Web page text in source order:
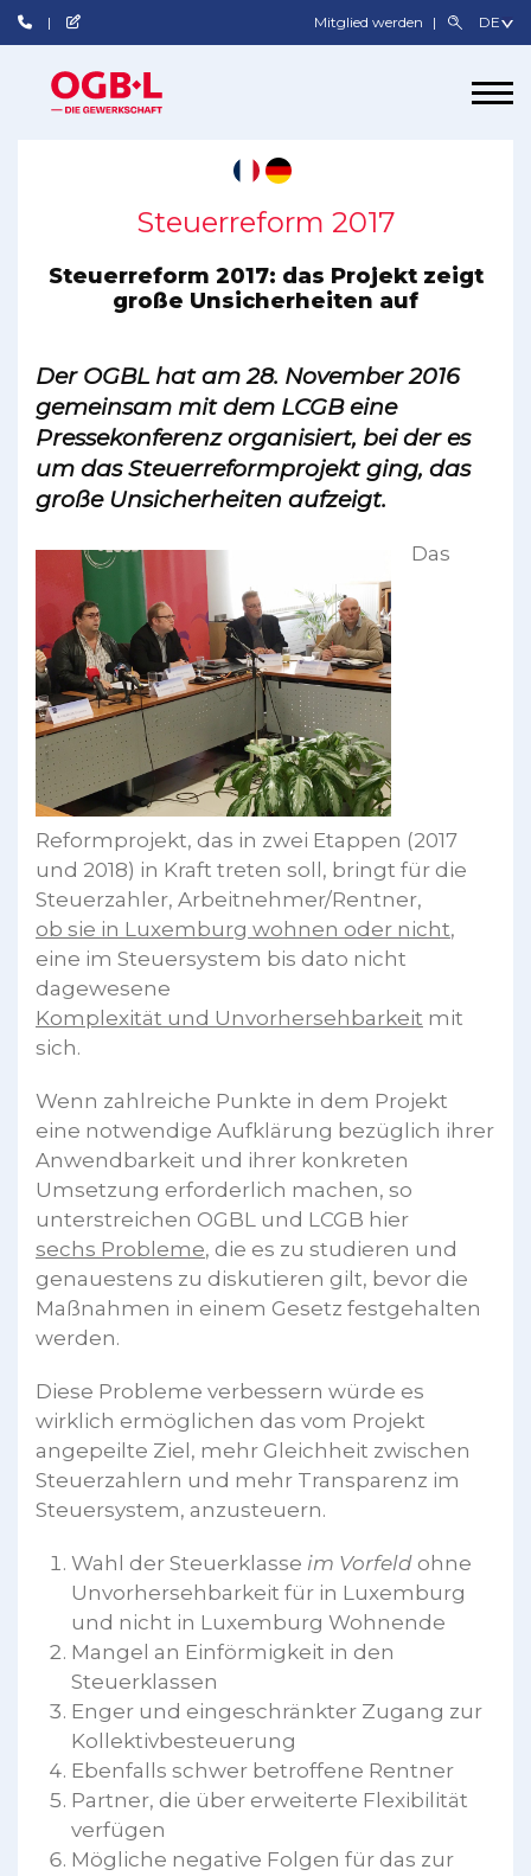
Mitglied werden
Steuerreform 2017
Steuerreform 2017: das Projekt zeigt
große Unsicherheiten auf
Der OGBL hat am 28. November 2016
gemeinsam mit dem LCGB eine
Pressekonferenz organisiert, bei der es
um das Steuerreformprojekt ging, das
große Unsicherheiten aufzeigt.
Das
Reformprojekt, das in zwei Etappen (2017
und 2018) in Kraft treten soll, bringt für die
Steuerzahler, Arbeitnehmer/Rentner,
ob sie in Luxemburg wohnen oder nicht,
eine im Steuersystem bis dato nicht
dagewesene
Komplexität und Unvorhersehbarkeit mit
sich.
Wenn zahlreiche Punkte in dem Projekt
eine notwendige Aufklärung bezüglich ihrer
Anwendbarkeit und ihrer konkreten
Umsetzung erforderlich machen, so
unterstreichen OGBL und LCGB hier
sechs Probleme, die es zu studieren und
genauestens zu diskutieren gilt, bevor die
Maßnahmen in einem Gesetz festgehalten
werden.
Diese Probleme verbessern würde es
wirklich ermöglichen das vom Projekt
angepeilte Ziel, mehr Gleichheit zwischen
Steuerzahlern und mehr Transparenz im
Steuersystem, anzusteuern.
Wahl der Steuerklasse im Vorfeld ohne
Unvorhersehbarkeit für in Luxemburg
und nicht in Luxemburg Wohnende
Mangel an Einförmigkeit in den
Steuerklassen
Enger und eingeschränkter Zugang zur
Kollektivbesteuerung
Ebenfalls schwer betroffene Rentner
Partner, die über erweiterte Flexibilität
verfügen
Mögliche negative Folgen für das zur